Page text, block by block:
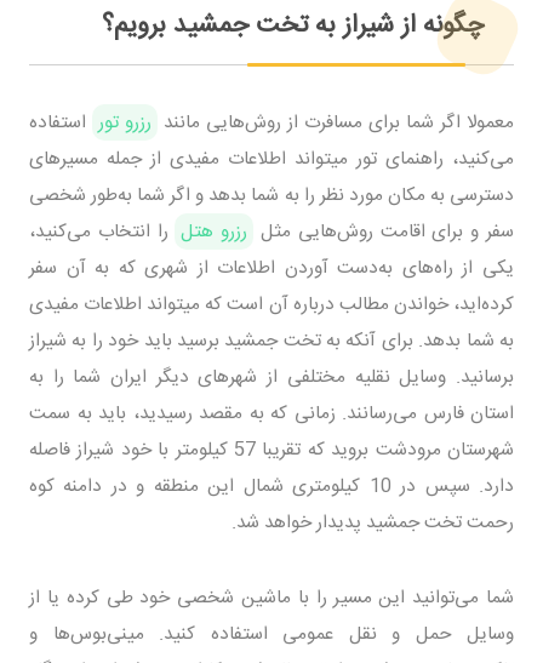
چگونه از شیراز به تخت جمشید برویم؟
معمولا اگر شما برای مسافرت از روش‌هایی مانند رزرو تور استفاده
می‌کنید، راهنمای تور میتواند اطلاعات مفیدی از جمله مسیر‌های
دسترسی به مکان مورد نظر را به شما بدهد و اگر شما به‌طور شخصی
سفر و برای اقامت روش‌هایی مثل رزرو هتل را انتخاب می‌کنید،
یکی از راه‌های به‌دست آوردن اطلاعات از شهری که به آن سفر
کرده‌اید، خواندن مطالب درباره آن‌ است که میتواند اطلاعات مفیدی
به شما بدهد. برای آنکه به تخت جمشید برسید باید خود را به شیراز
برسانید. وسایل نقلیه مختلفی از شهرهای دیگر ایران شما را به
استان فارس می‌رسانند. زمانی که به مقصد رسیدید، باید به سمت
شهرستان مرودشت بروید که تقریبا 57 کیلومتر با خود شیراز فاصله
دارد. سپس در 10 کیلومتری شمال این منطقه و در دامنه کوه
رحمت تخت جمشید پدیدار خواهد شد.
شما می‌توانید این مسیر را با ماشین شخصی خود طی کرده یا از
وسایل حمل و نقل عمومی استفاده کنید. مینی‌بوس‌ها و